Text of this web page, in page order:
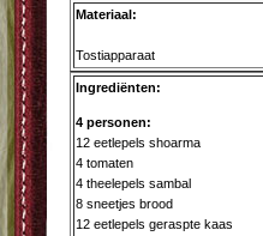
Materiaal:
Tostiapparaat
Ingrediënten:
4 personen:
12 eetlepels shoarma
4 tomaten
4 theelepels sambal
8 sneetjes brood
12 eetlepels geraspte kaas